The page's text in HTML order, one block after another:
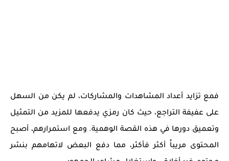
فمع تزايد أعداد المشاهدات والمشاركات، لم يكن من السهل
على عفيفة التراجع، حيث كان رمزي يدفعها للمزيد من التمثيل
وتعميق دورها في هذه القصة الوهمية. ومع استمرارهم، أصبح
المحتوى مريباً أكثر فأكثر، مما دفع البعض لاتهامهم بنشر